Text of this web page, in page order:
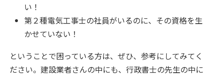
い！
第２種電気工事士の社員がいるのに、その資格を生
かせていない！
ということで困っている方は、ぜひ、参考にしてみてく
ださい。建設業者さんの中にも、行政書士の先生の中に